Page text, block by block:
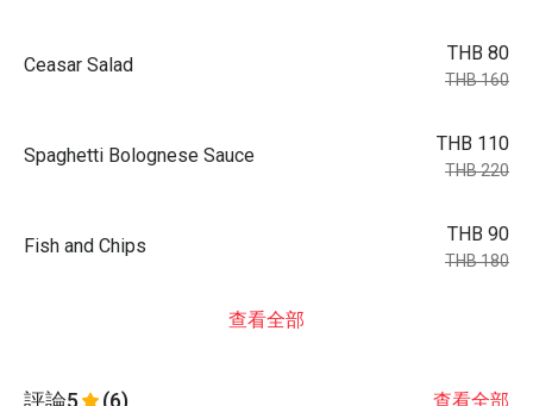
Ceasar Salad
THB 80
THB 160
Spaghetti Bolognese Sauce
THB 110
THB 220
Fish and Chips
THB 90
THB 180
查看全部
評論5 (6) 查看全部